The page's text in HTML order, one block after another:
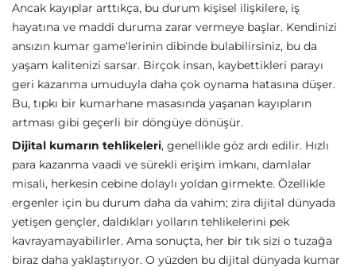
Ancak kayıplar arttıkça, bu durum kişisel ilişkilere, iş
hayatına ve maddi duruma zarar vermeye başlar. Kendinizi
ansızın kumar game‘lerinin dibinde bulabilirsiniz, bu da
yaşam kalitenizi sarsar. Birçok insan, kaybettikleri parayı
geri kazanma umuduyla daha çok oynama hatasına düşer.
Bu, tıpkı bir kumarhane masasında yaşanan kayıpların
artması gibi geçerli bir döngüye dönüşür.
Dijital kumarın tehlikeleri, genellikle göz ardı edilir. Hızlı
para kazanma vaadi ve sürekli erişim imkanı, damlalar
misali, herkesin cebine dolaylı yoldan girmekte. Özellikle
ergenler için bu durum daha da vahim; zira dijital dünyada
yetişen gençler, daldıkları yolların tehlikelerini pek
kavrayamayabilirler. Ama sonuçta, her bir tık sizi o tuzağa
biraz daha yaklaştırıyor. O yüzden bu dijital dünyada kumar